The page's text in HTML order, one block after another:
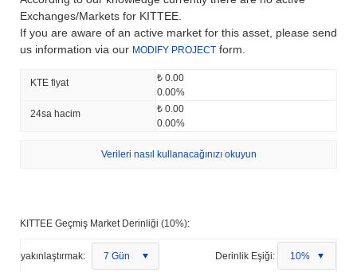
Exchanges/Markets for KITTEE.
If you are aware of an active market for this asset, please send
us information via our MODIFY PROJECT form.
KTE fiyat
₺ 0.00
0.00%
24sa hacim
₺ 0.00
0.00%
Verileri nasıl kullanacağınızı okuyun
KITTEE Geçmiş Market Derinliği (10%):
yakınlaştırmak: 7 Gün Derinlik Eşiği: 10%